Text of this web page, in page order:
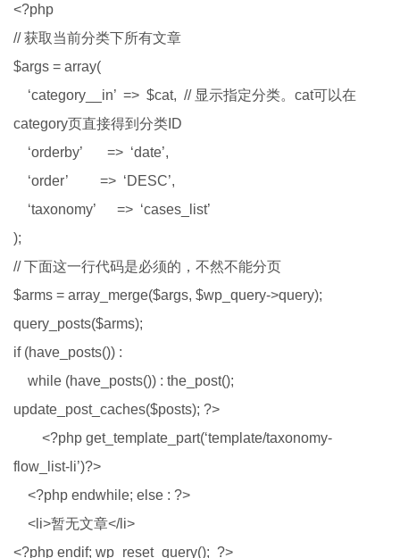
<?php
// 获取当前分类下所有文章
$args = array(
‘category__in’ => $cat, // 显示指定分类。cat可以在
category页直接得到分类ID
‘orderby’ => ‘date’,
‘order’ => ‘DESC’,
‘taxonomy’ => ‘cases_list’
);
// 下面这一行代码是必须的，不然不能分页
$arms = array_merge($args, $wp_query->query);
query_posts($arms);
if (have_posts()) :
while (have_posts()) : the_post();
update_post_caches($posts); ?>
<?php get_template_part(‘template/taxonomy-
flow_list-li’)?>
<?php endwhile; else : ?>
<li>暂无文章</li>
<?php endif; wp_reset_query(); ?>